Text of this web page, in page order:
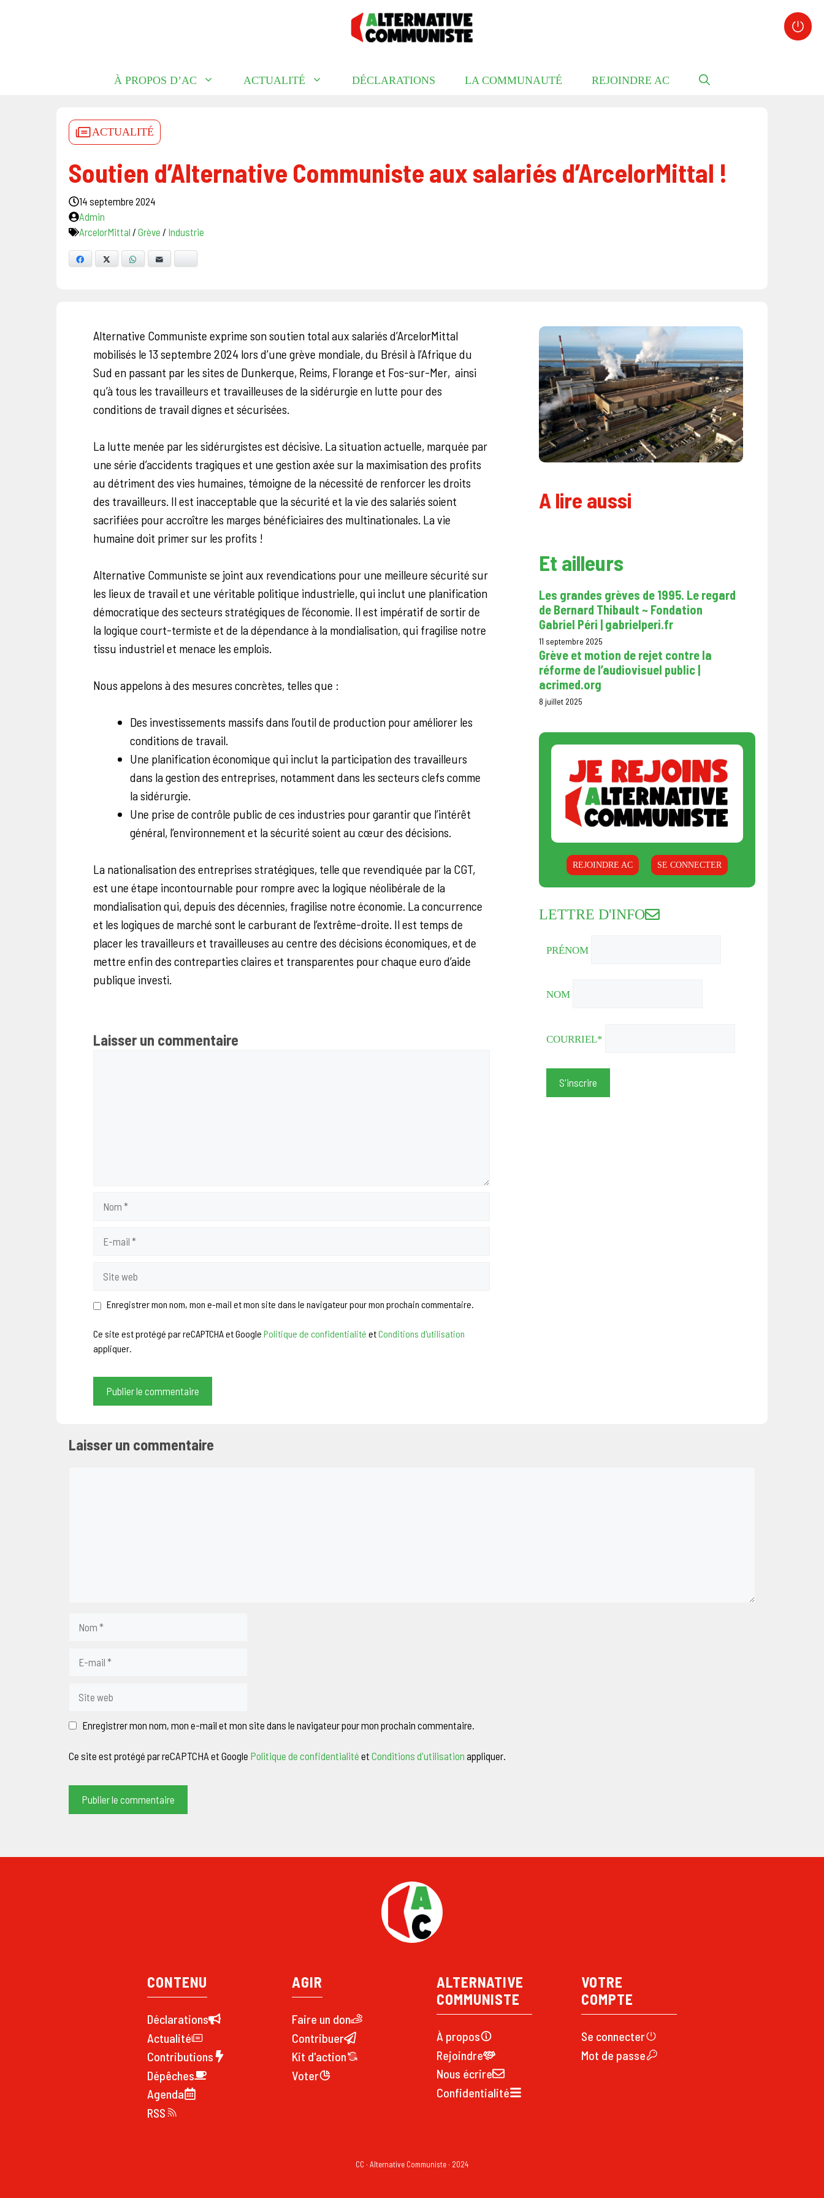
À PROPOS D’AC ACTUALITÉ DÉCLARATIONS LA COMMUNAUTÉ REJOINDRE AC
ACTUALITÉ
Soutien d’Alternative Communiste aux salariés d’ArcelorMittal !
14 septembre 2024
Admin
ArcelorMittal / Grève / Industrie
Facebook WhatsApp
Alternative Communiste exprime son soutien total aux salariés d’ArcelorMittal
mobilisés le 13 septembre 2024 lors d’une grève mondiale, du Brésil à l’Afrique du
Sud en passant par les sites de Dunkerque, Reims, Florange et Fos-sur-Mer, ainsi
qu’à tous les travailleurs et travailleuses de la sidérurgie en lutte pour des
conditions de travail dignes et sécurisées.
La lutte menée par les sidérurgistes est décisive. La situation actuelle, marquée par
une série d’accidents tragiques et une gestion axée sur la maximisation des profits
au détriment des vies humaines, témoigne de la nécessité de renforcer les droits
des travailleurs. Il est inacceptable que la sécurité et la vie des salariés soient
sacrifiées pour accroître les marges bénéficiaires des multinationales. La vie
humaine doit primer sur les profits !
Alternative Communiste se joint aux revendications pour une meilleure sécurité sur
les lieux de travail et une véritable politique industrielle, qui inclut une planification
démocratique des secteurs stratégiques de l’économie. Il est impératif de sortir de
la logique court-termiste et de la dépendance à la mondialisation, qui fragilise notre
tissu industriel et menace les emplois.
Nous appelons à des mesures concrètes, telles que :
Des investissements massifs dans l’outil de production pour améliorer les
conditions de travail.
Une planification économique qui inclut la participation des travailleurs
dans la gestion des entreprises, notamment dans les secteurs clefs comme
la sidérurgie.
Une prise de contrôle public de ces industries pour garantir que l’intérêt
général, l’environnement et la sécurité soient au cœur des décisions.
La nationalisation des entreprises stratégiques, telle que revendiquée par la CGT,
est une étape incontournable pour rompre avec la logique néolibérale de la
mondialisation qui, depuis des décennies, fragilise notre économie. La concurrence
et les logiques de marché sont le carburant de l’extrême-droite. Il est temps de
placer les travailleurs et travailleuses au centre des décisions économiques, et de
mettre enfin des contreparties claires et transparentes pour chaque euro d’aide
publique investi.
Laisser un commentaire
mail
web
Enregistrer mon nom, mon e-mail et mon site dans le navigateur pour mon prochain commentaire.
Ce site est protégé par reCAPTCHA et Google Politique de confidentialité etConditions d'utilisation
appliquer.
A lire aussi
Et ailleurs
Les grandes grèves de 1995. Le regard
de Bernard Thibault ~ Fondation
Gabriel Péri | gabrielperi.fr
11 septembre 2025
Grève et motion de rejet contre la
réforme de l’audiovisuel public |
acrimed.org
8 juillet 2025
REJOINDRE AC SE CONNECTER
LETTRE D'INFO
PRÉNOM
NOM
COURRIEL*
Laisser un commentaire
mail
web
Enregistrer mon nom, mon e-mail et mon site dans le navigateur pour mon prochain commentaire.
Ce site est protégé par reCAPTCHA et Google Politique de confidentialité et Conditions d'utilisation appliquer.
CONTENU
Déclarations
Actualité
Contributions
Dépêches
Agenda
RSS
AGIR
Faire un don
Contribuer
Kit d'action
Voter
ALTERNATIVE
COMMUNISTE
À propos
Rejoindre
Nous écrire
Confidentialité
VOTRE
COMPTE
Se connecter
Mot de passe
CC · Alternative Communiste · 2024